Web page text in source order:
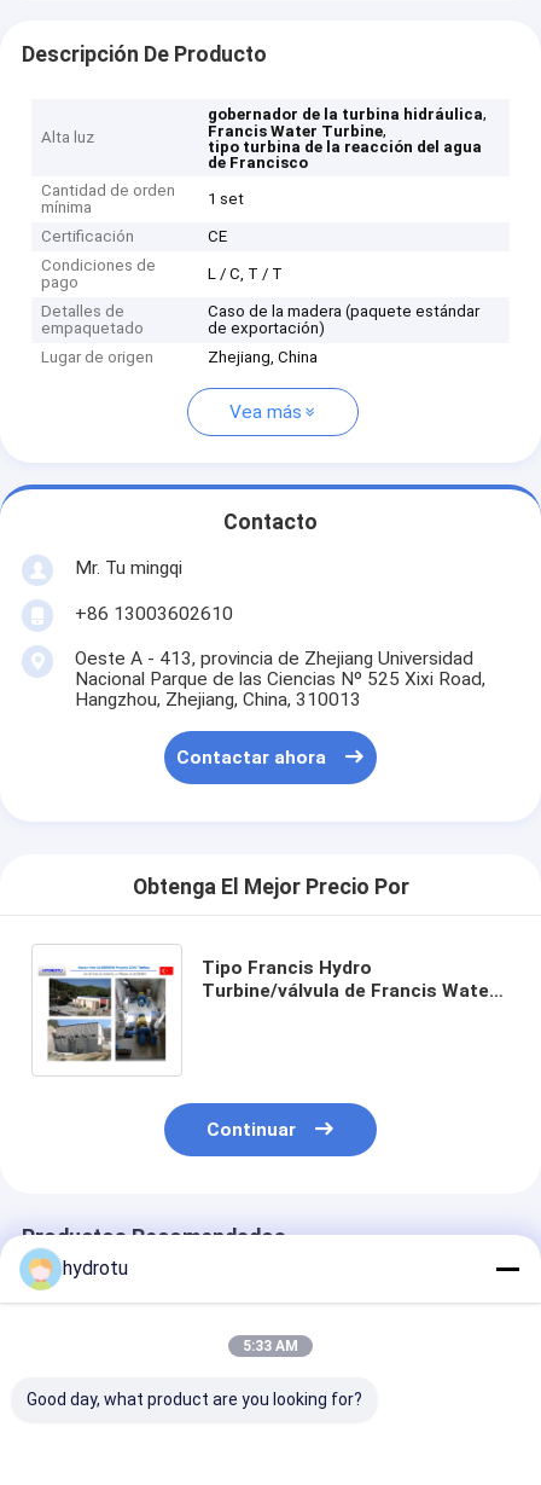
Descripción De Producto
Alta luz
gobernador de la turbina hidráulica,
Francis Water Turbine,
tipo turbina de la reacción del agua
de Francisco
Cantidad de orden
mínima
1 set
Certificación
CE
Condiciones de
pago
L / C, T / T
Detalles de
empaquetado
Caso de la madera (paquete estándar
de exportación)
Lugar de origen
Zhejiang, China
Vea más
Contacto
Mr. Tu mingqi
+86 13003602610
Oeste A - 413, provincia de Zhejiang Universidad
Nacional Parque de las Ciencias Nº 525 Xixi Road,
Hangzhou, Zhejiang, China, 310013
Contactar ahora
Obtenga El Mejor Precio Por
Tipo Francis Hydro
Turbine/válvula de Francis Water
Continuar
Productos Recomendados
hydrotu
5:33 AM
Good day, what product are you looking for?